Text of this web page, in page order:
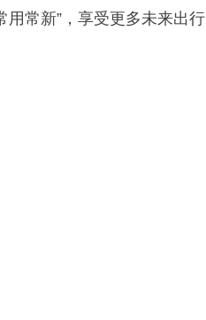
用常新”，享受更多未来出行